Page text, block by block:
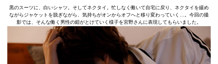
黒のスーツに、白いシャツ。そしてネクタイ。忙しなく働いて自宅に戻り、ネクタイを緩め
ながらジャケットを脱ぎながら、気持ちがオンからオフへと移り変わっていく…。今回の撮
影では、そんな働く男性の鎧がとけていく様子を宮野さんに表現してもらいました。